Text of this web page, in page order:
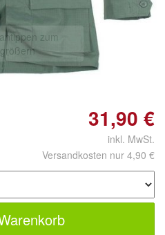
zum
31,90 €
inkl. MwSt.
Versandkosten nur 4,90 €